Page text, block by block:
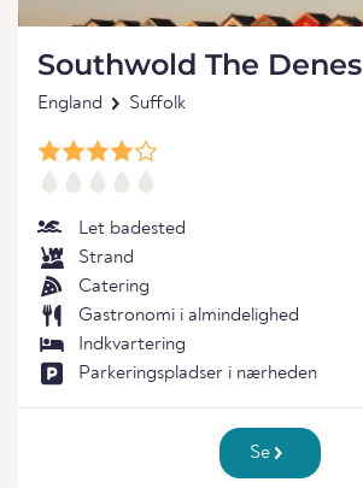
Southwold The Denes
England Suffolk
Let badested
Strand
Catering
Gastronomi i almindelighed
Indkvartering
Parkeringspladser i nærheden
Se